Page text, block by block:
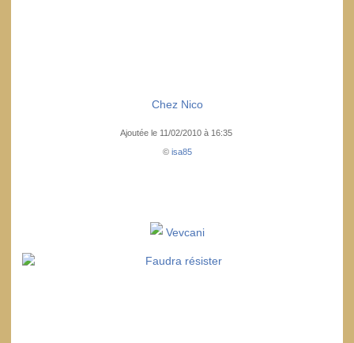
Chez Nico
Ajoutée le 11/02/2010 à 16:35
© isa85
Vevcani